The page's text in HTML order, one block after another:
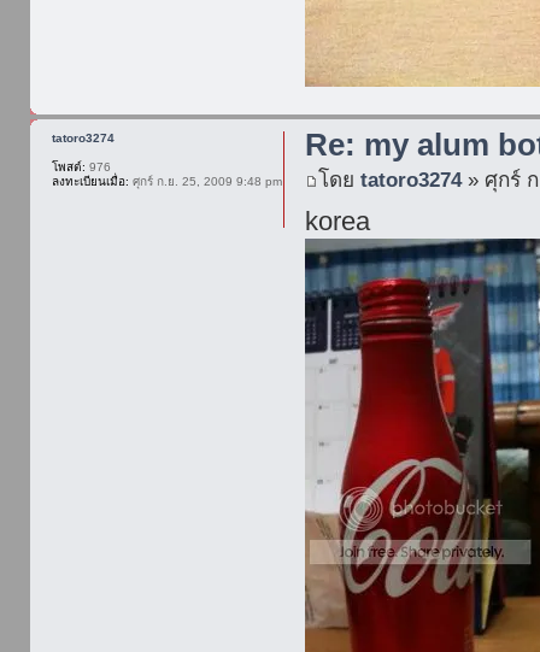
Re: my alum
โดยtatoro3274» ศุกร์ ก
korea
tatoro3274
โพสต์: 976
ลงทะเบียนเมื่อ: ศุกร์ ก.ย. 25, 2009 9:48 pm